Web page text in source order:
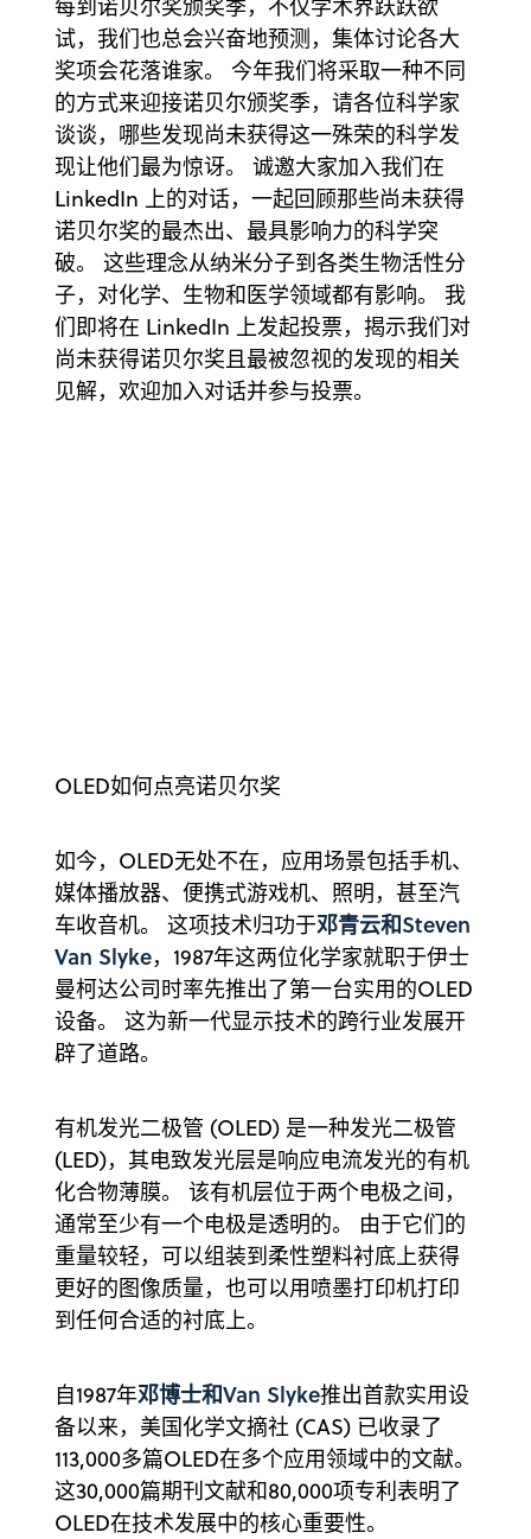
每到诺贝尔奖颁奖季，不仅学术界跃跃欲
试，我们也总会兴奋地预测，集体讨论各大
奖项会花落谁家。 今年我们将采取一种不同
的方式来迎接诺贝尔颁奖季，请各位科学家
谈谈，哪些发现尚未获得这一殊荣的科学发
现让他们最为惊讶。 诚邀大家加入我们在
LinkedIn 上的对话，一起回顾那些尚未获得
诺贝尔奖的最杰出、最具影响力的科学突
破。 这些理念从纳米分子到各类生物活性分
子，对化学、生物和医学领域都有影响。 我
们即将在 LinkedIn 上发起投票，揭示我们对
尚未获得诺贝尔奖且最被忽视的发现的相关
见解，欢迎加入对话并参与投票。
OLED如何点亮诺贝尔奖
如今，OLED无处不在，应用场景包括手机、
媒体播放器、便携式游戏机、照明，甚至汽
车收音机。 这项技术归功于邓青云和Steven
Van Slyke，1987年这两位化学家就职于伊士
曼柯达公司时率先推出了第一台实用的OLED
设备。 这为新一代显示技术的跨行业发展开
辟了道路。
有机发光二极管 (OLED) 是一种发光二极管
(LED)，其电致发光层是响应电流发光的有机
化合物薄膜。 该有机层位于两个电极之间，
通常至少有一个电极是透明的。 由于它们的
重量较轻，可以组装到柔性塑料衬底上获得
更好的图像质量，也可以用喷墨打印机打印
到任何合适的衬底上。
自1987年邓博士和Van Slyke推出首款实用设
备以来，美国化学文摘社 (CAS) 已收录了
113,000多篇OLED在多个应用领域中的文献。
这30,000篇期刊文献和80,000项专利表明了
OLED在技术发展中的核心重要性。